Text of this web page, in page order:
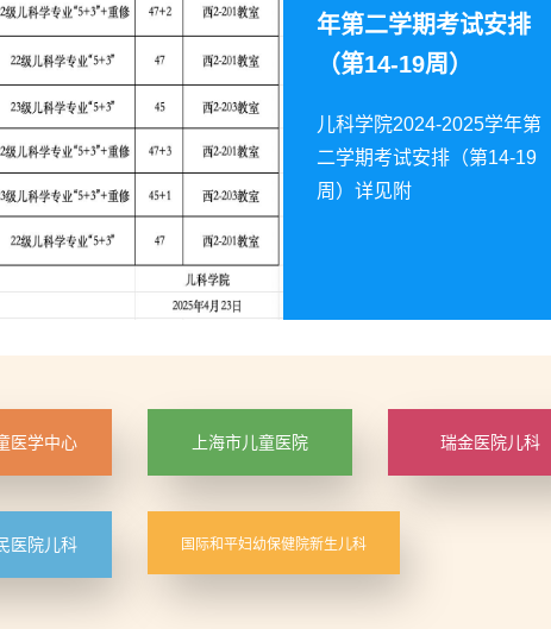
年第二学期考试安排
（第14-19周）
儿科学院2024-2025学年第
二学期考试安排（第14-19
周）详见附
医学中心 上海市儿童医院 瑞金医院儿科
医院儿科 国际和平妇幼保健院新生儿科